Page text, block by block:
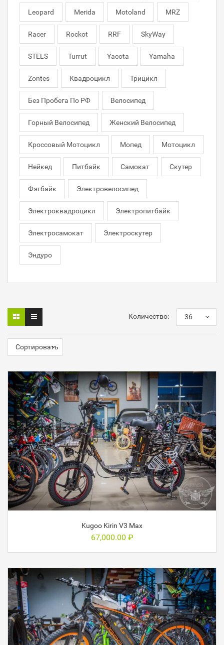
Leopard Merida Motoland MRZ
Racer Rockot RRF SkyWay
STELS Turrut Yacota Yamaha
Zontes Квадроцикл Трицикл
Без Пробега По РФ Велосипед
Горный Велосипед Женский Велосипед
Кроссовый Мотоцикл Мопед Мотоцикл
Нейкед Питбайк Самокат Скутер
Фэтбайк Электровелосипед
Электроквадроцикл Электропитбайк
Электросамокат Электроскутер
Эндуро
Количество: 36
Сортировать
Kugoo Kirin V3 Max
67,000.00 ₽